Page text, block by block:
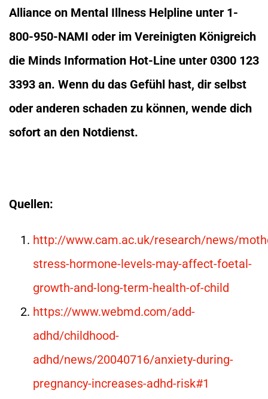
Alliance on Mental Illness Helpline unter 1-
800-950-NAMI oder im Vereinigten Königreich
die Minds Information Hot-Line unter 0300 123
3393 an. Wenn du das Gefühl hast, dir selbst
oder anderen schaden zu können, wende dich
sofort an den Notdienst.
Quellen:
http://www.cam.ac.uk/research/news/
stress-hormone-levels-may-affect-foetal-
growth-and-long-term-health-of-child
https://www.webmd.com/add-
adhd/childhood-
adhd/news/20040716/anxiety-during-
pregnancy-increases-adhd-risk#1